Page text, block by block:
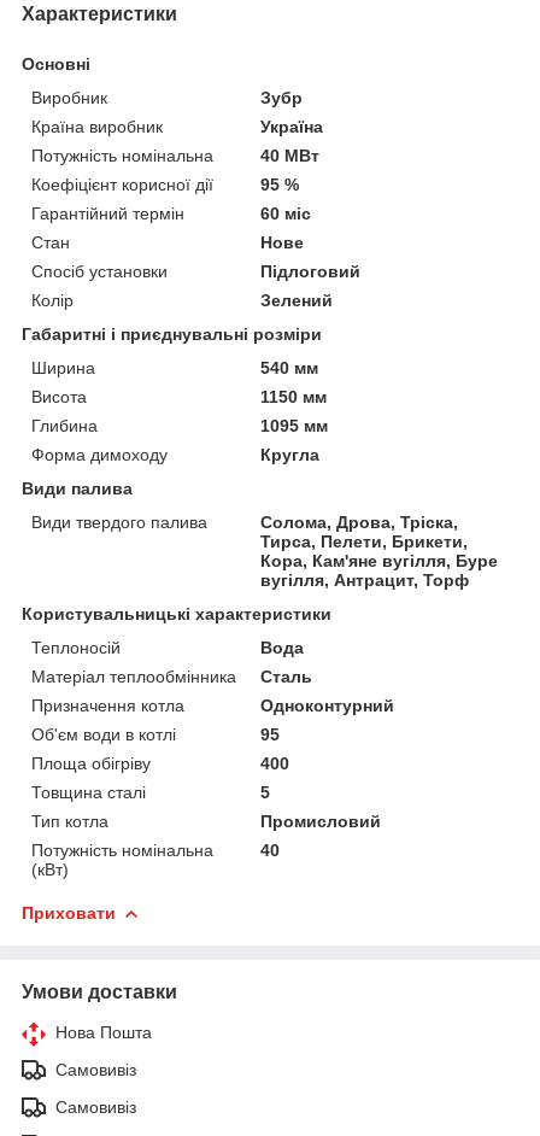
Характеристики
Основні
Виробник
Зубр
Країна виробник
Україна
Потужність номінальна
40 МВт
Коефіцієнт корисної дії
95 %
Гарантійний термін
60 міс
Стан
Нове
Спосіб установки
Підлоговий
Колір
Зелений
Габаритні і приєднувальні розміри
Ширина
540 мм
Висота
1150 мм
Глибина
1095 мм
Форма димоходу
Кругла
Види палива
Види твердого палива
Солома, Дрова, Тріска,
Тирса, Пелети, Брикети,
Кора, Кам'яне вугілля, Буре
вугілля, Антрацит, Торф
Користувальницькі характеристики
Теплоносій
Вода
Матеріал теплообмінника
Сталь
Призначення котла
Одноконтурний
Об'єм води в котлі
95
Площа обігріву
400
Товщина сталі
5
Тип котла
Промисловий
Потужність номінальна
(кВт)
40
Приховати
Умови доставки
Нова Пошта
Самовивіз
Самовивіз